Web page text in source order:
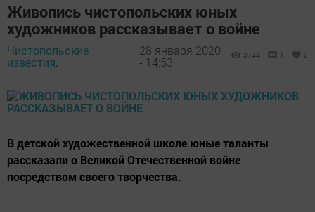
Живопись чистопольских юных
художников рассказывает о войне
Чистопольские
известия,
28 января 2020
- 14:53
3744 1 0
В детской художественной школе юные таланты
рассказали о Великой Отечественной войне
посредством своего творчества.